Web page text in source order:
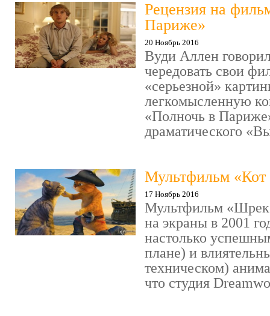
Рецензия на
Париже»
20 Ноябрь 2016
Вуди Аллен
чередовать свои
«серьезной»
легкомысленную
«Полночь в
драматического
Мультфильм «Кот
17 Ноябрь 2016
Мультфильм
на экраны в 2001
настолько
плане) и
техническом)
что студия